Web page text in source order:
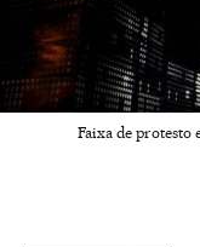
Faixa de protesto